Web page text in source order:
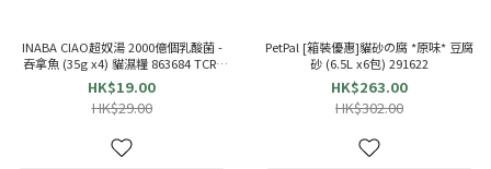
INABA CIAO超奴湯 2000億個乳酸菌 -
吞拿魚 (35g x4) 貓濕糧 863684 TCR-
141
HK$19.00
HK$29.00
PetPal [箱裝優惠]貓砂の腐 *原味* 豆腐
砂 (6.5L x6包) 291622
HK$263.00
HK$302.00